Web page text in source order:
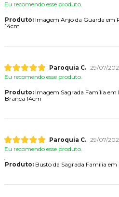
Eu recomendo esse produto.
Produto:Imagem Anjo da Guarda em
14cm
Paroquia C. 29/07/
Eu recomendo esse produto.
Produto:Imagem Sagrada Família em
Branca 14cm
Paroquia C. 29/07/
Eu recomendo esse produto.
Produto:Busto da Sagrada Família em